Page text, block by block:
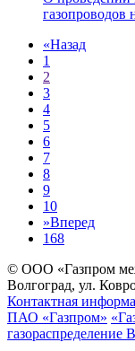
газопроводов
«Назад
1
2
3
4
5
6
7
8
9
10
»Вперед
168
© ООО «Газпром
Волгоград, ул.
Контактная
ПАО «Газпром»
газораспределение